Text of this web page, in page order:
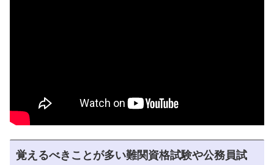
覚えるべきことが多い難関資格試験や公務員試